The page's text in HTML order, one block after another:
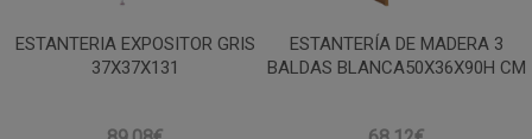
ESTANTERIA EXPOSITOR GRIS
37X37X131
ESTANTERÍA DE MADERA 3
BALDAS BLANCA50X36X90H CM